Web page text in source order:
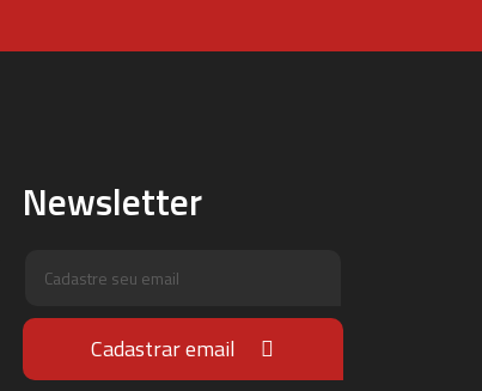
Newsletter
Cadastrar email